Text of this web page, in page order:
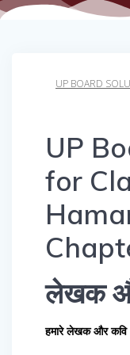
UP BOARD
UP
for
लेखक
हमारे लेखक और कवि